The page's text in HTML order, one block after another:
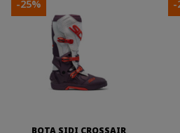
BOTA SIDI CROSSAIR
-25% -